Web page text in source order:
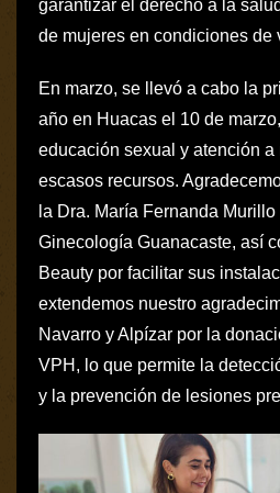
garantizar el derecho a la
de mujeres en condiciones de
En marzo, se llevó a cabo la
año en Huacas el 10 de
educación sexual y atención
escasos recursos.
la Dra. María Fernanda
Ginecología Guanacaste, así
Beauty por facilitar sus
extendemos nuestro
Navarro y Alpízar por la
VPH, lo que permite la
y la prevención de lesiones